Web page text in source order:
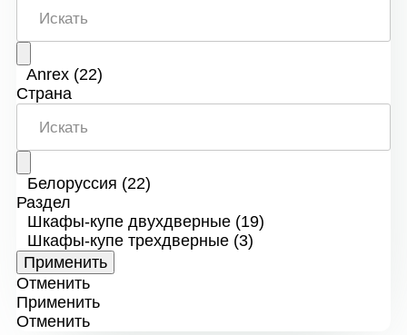
Anrex (22)
Страна
Белоруссия (22)
Раздел
Шкафы-купе двухдверные (19)
Шкафы-купе трехдверные (3)
Отменить
Применить
Отменить